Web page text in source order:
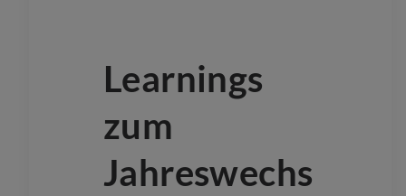
Learnings
zum
Jahreswechs